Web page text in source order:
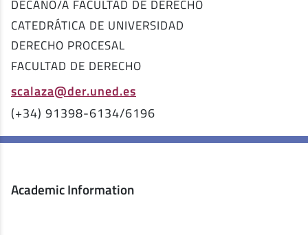
DECANO/A FACULTAD DE DERECHO
CATEDRÁTICA DE UNIVERSIDAD
DERECHO PROCESAL
FACULTAD DE DERECHO
scalaza@der.uned.es
(+34) 91398-6134/6196
Academic Information